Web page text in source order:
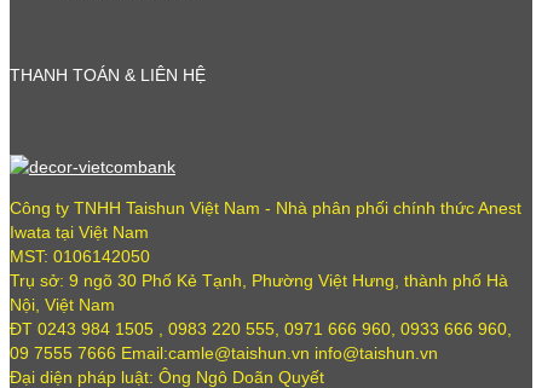
THANH TOÁN & LIÊN HỆ
Công ty TNHH Taishun Việt Nam - Nhà phân phối chính thức Anest
Iwata tại Việt Nam
MST: 0106142050
Trụ sở: 9 ngõ 30 Phố Kẻ Tạnh, Phường Việt Hưng, thành phố Hà
Nội, Việt Nam
ĐT 0243 984 1505 , 0983 220 555, 0971 666 960, 0933 666 960,
09 7555 7666 Email:camle@taishun.vn info@taishun.vn
Đại diện pháp luật: Ông Ngô Doãn Quyết